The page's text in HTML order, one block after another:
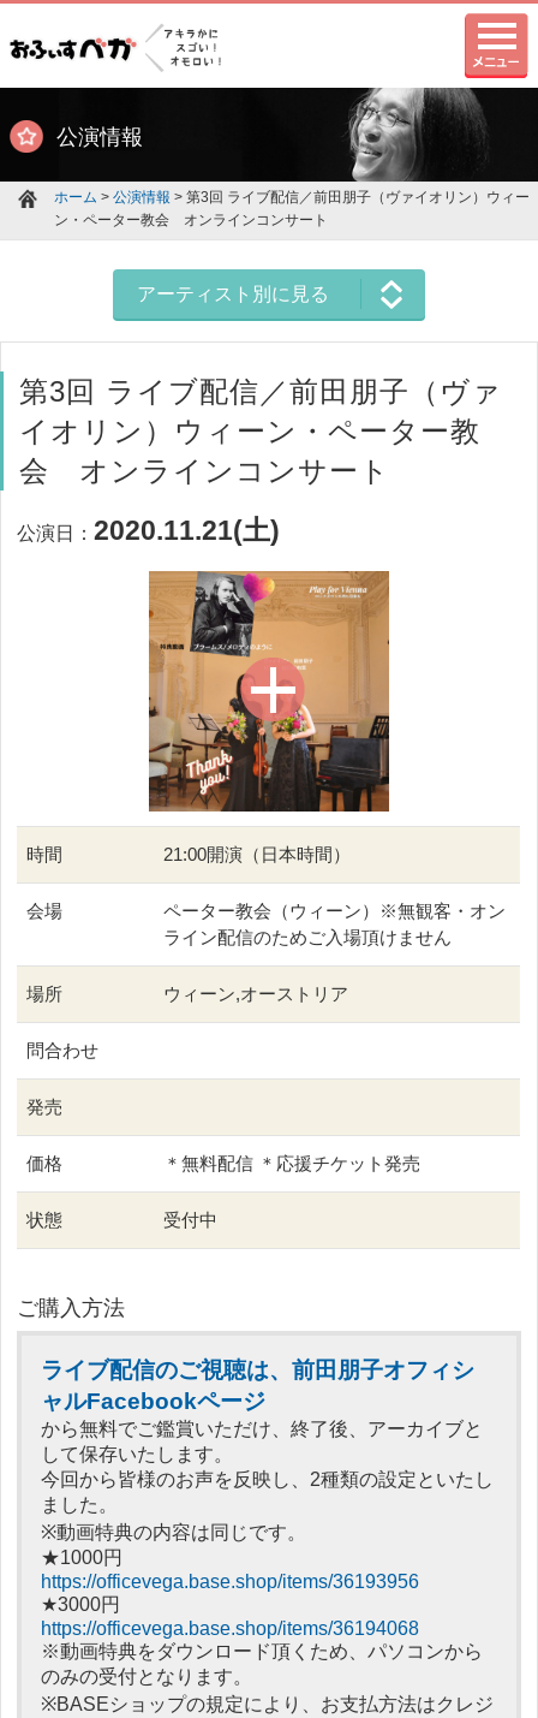
公演情報
ホーム > 公演情報 > 第3回 ライブ配信／前田朋子（ヴァイオリン）ウィー
ン・ペーター教会 オンラインコンサート
アーティスト別に見る
第3回 ライブ配信／前田朋子（ヴァ
イオリン）ウィーン・ペーター教
会 オンラインコンサート
公演日：2020.11.21(土)
時間 21:00開演（日本時間）
会場
ペーター教会（ウィーン）※無観客・オン
ライン配信のためご入場頂けません
場所 ウィーン,オーストリア
問合わせ
発売
価格 ＊無料配信 ＊応援チケット発売
状態 受付中
ご購入方法
ライブ配信のご視聴は、前田朋子オフィシ
ャルFacebookページ
から無料でご鑑賞いただけ、終了後、アーカイブと
して保存いたします。
今回から皆様のお声を反映し、2種類の設定といたし
ました。
※動画特典の内容は同じです。
★1000円
https://officevega.base.shop/items/36193956
★3000円
https://officevega.base.shop/items/36194068
※動画特典をダウンロード頂くため、パソコンから
のみの受付となります。
※BASEショップの規定により、お支払方法はクレジ